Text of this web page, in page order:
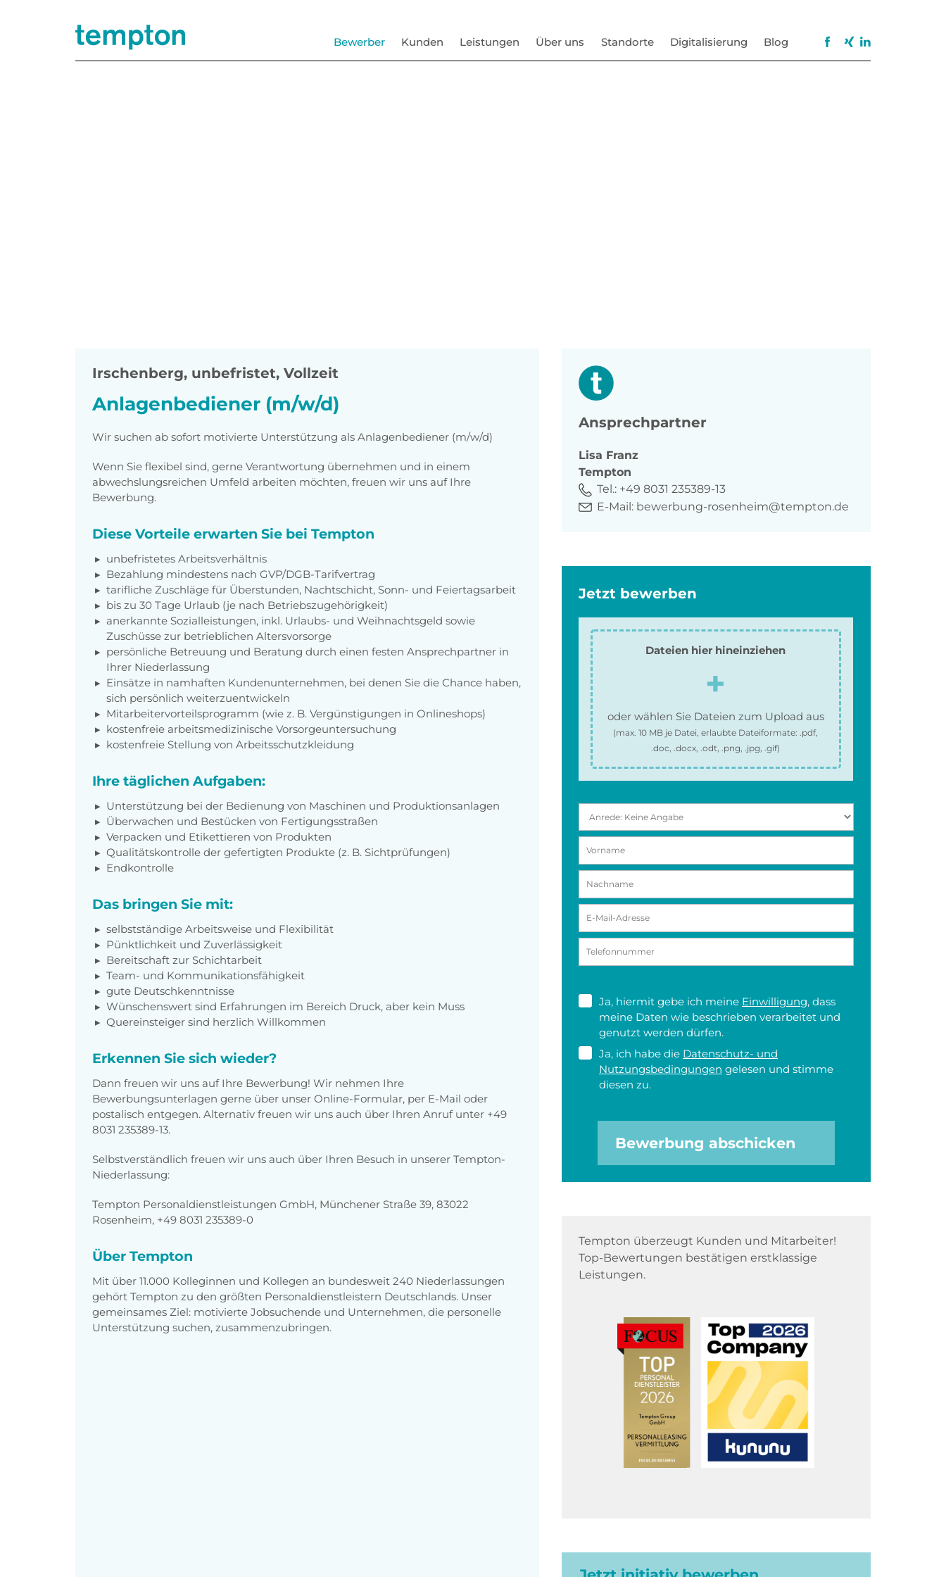
Bewerber Kunden Leistungen Über uns Standorte Digitalisierung Blog
Irschenberg, unbefristet, Vollzeit
Anlagenbediener (m/w/d)
Wir suchen ab sofort motivierte Unterstützung als Anlagenbediener (m/w/d)
Wenn Sie flexibel sind, gerne Verantwortung übernehmen und in einem
abwechslungsreichen Umfeld arbeiten möchten, freuen wir uns auf Ihre
Bewerbung.
Diese Vorteile erwarten Sie bei Tempton
unbefristetes Arbeitsverhältnis
Bezahlung mindestens nach GVP/DGB-Tarifvertrag
tarifliche Zuschläge für Überstunden, Nachtschicht, Sonn- und Feiertagsarbeit
bis zu 30 Tage Urlaub (je nach Betriebszugehörigkeit)
anerkannte Sozialleistungen, inkl. Urlaubs- und Weihnachtsgeld sowie
Zuschüsse zur betrieblichen Altersvorsorge
persönliche Betreuung und Beratung durch einen festen Ansprechpartner in
Ihrer Niederlassung
Einsätze in namhaften Kundenunternehmen, bei denen Sie die Chance haben,
sich persönlich weiterzuentwickeln
Mitarbeitervorteilsprogramm (wie z. B. Vergünstigungen in Onlineshops)
kostenfreie arbeitsmedizinische Vorsorgeuntersuchung
kostenfreie Stellung von Arbeitsschutzkleidung
Ihre täglichen Aufgaben:
Unterstützung bei der Bedienung von Maschinen und Produktionsanlagen
Überwachen und Bestücken von Fertigungsstraßen
Verpacken und Etikettieren von Produkten
Qualitätskontrolle der gefertigten Produkte (z. B. Sichtprüfungen)
Endkontrolle
Das bringen Sie mit:
selbstständige Arbeitsweise und Flexibilität
Pünktlichkeit und Zuverlässigkeit
Bereitschaft zur Schichtarbeit
Team- und Kommunikationsfähigkeit
gute Deutschkenntnisse
Wünschenswert sind Erfahrungen im Bereich Druck, aber kein Muss
Quereinsteiger sind herzlich Willkommen
Erkennen Sie sich wieder?
Dann freuen wir uns auf Ihre Bewerbung! Wir nehmen Ihre
Bewerbungsunterlagen gerne über unser Online-Formular, per E-Mail oder
postalisch entgegen. Alternativ freuen wir uns auch über Ihren Anruf unter +49
8031 235389-13.
Selbstverständlich freuen wir uns auch über Ihren Besuch in unserer Tempton-
Niederlassung:
Tempton Personaldienstleistungen GmbH, Münchener Straße 39, 83022
Rosenheim, +49 8031 235389-0
Über Tempton
Mit über 11.000 Kolleginnen und Kollegen an bundesweit 240 Niederlassungen
gehört Tempton zu den größten Personaldienstleistern Deutschlands. Unser
gemeinsames Ziel: motivierte Jobsuchende und Unternehmen, die personelle
Unterstützung suchen, zusammenzubringen.
Ansprechpartner
Lisa Franz
Tempton
Tel.: +49 8031 235389-13
E-Mail: bewerbung-rosenheim@tempton.de
Jetzt bewerben
Dateien hier hineinziehen
oder wählen Sie Dateien zum Upload aus
(max.10 MB je Datei, erlaubte Dateiformate:.pdf,
.doc, .docx, .odt, .png, .jpg, .gif)
Ja, hiermit gebe ich meine Einwilligung, dass
meine Daten wie beschrieben verarbeitet und
genutzt werden dürfen.
Ja, ich habe die Datenschutz- und
Nutzungsbedingungen gelesen und stimme
diesen zu.
Bewerbung abschicken
Tempton überzeugt Kunden und Mitarbeiter!
Top-Bewertungen bestätigen erstklassige
Leistungen.